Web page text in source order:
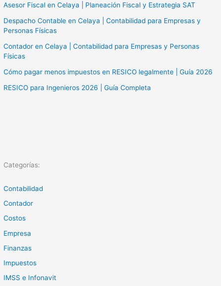
Asesor Fiscal en Celaya | Planeación Fiscal y Estrategia SAT
Despacho Contable en Celaya | Contabilidad para Empresas y
Personas Físicas
Contador en Celaya | Contabilidad para Empresas y Personas
Físicas
Cómo pagar menos impuestos en RESICO legalmente | Guía 2026
RESICO para Ingenieros 2026 | Guía Completa
Categorías:
Contabilidad
Contador
Costos
Empresa
Finanzas
Impuestos
IMSS e Infonavit